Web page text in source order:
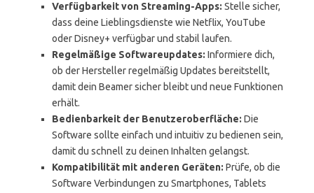
Verfügbarkeit von Streaming-Apps: Stelle sicher,
dass deine Lieblingsdienste wie Netflix, YouTube
oder Disney+ verfügbar und stabil laufen.
Regelmäßige Softwareupdates: Informiere dich,
ob der Hersteller regelmäßig Updates bereitstellt,
damit dein Beamer sicher bleibt und neue Funktionen
erhält.
Bedienbarkeit der Benutzeroberfläche: Die
Software sollte einfach und intuitiv zu bedienen sein,
damit du schnell zu deinen Inhalten gelangst.
Kompatibilität mit anderen Geräten: Prüfe, ob die
Software Verbindungen zu Smartphones, Tablets